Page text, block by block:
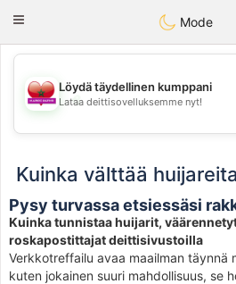
Maroc
Toggle
Mode
💖
💕
Löydä täydellinen kumppani
Lataa deittisovelluksemme nyt!
Kuinka välttää
Pysy turvassa etsiessäsi
Kuinka tunnistaa huijarit,
roskapostittajat deittisivustoilla
Verkkotreffailu avaa maailman
kuten jokainen suuri mahdollisuus, se